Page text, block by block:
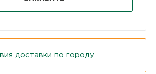
доставки по городу